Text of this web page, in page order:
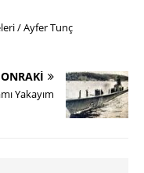
/ Ayfer Tunç
Yakayım